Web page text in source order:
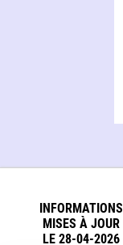
INFORMATIONS
MISES À JOUR
LE 28-04-2026